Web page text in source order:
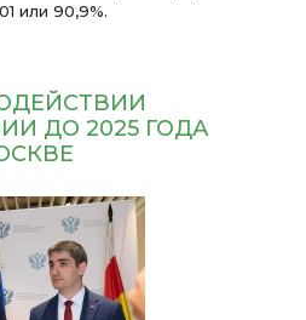
или 90,9%.
ДО 2025 ГОДА